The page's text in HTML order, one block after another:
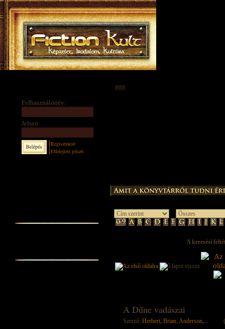
Felhasználónév:
Jelszó:
Regisztráció
Elfelejtett jelszó
fffff
A keresési
A Dűne vadászai
Szerző: Herbert, Brian;Anderson,...